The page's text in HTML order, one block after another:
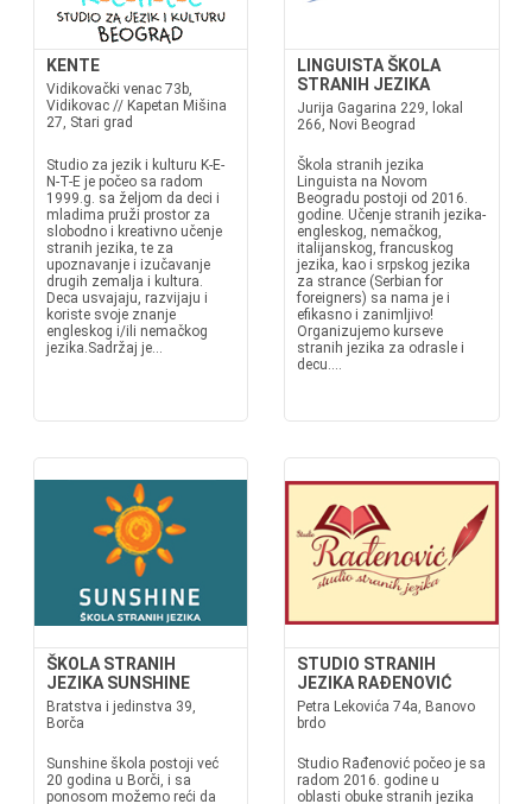
KENTE
Vidikovački venac 73b,
Vidikovac // Kapetan Mišina
27, Stari grad
Studio za jezik i kulturu K-E-
N-T-E je počeo sa radom
1999.g. sa željom da deci i
mladima pruži prostor za
slobodno i kreativno učenje
stranih jezika, te za
upoznavanje i izučavanje
drugih zemalja i kultura.
Deca usvajaju, razvijaju i
koriste svoje znanje
engleskog i/ili nemačkog
jezika.Sadržaj je...
LINGUISTA ŠKOLA
STRANIH JEZIKA
Jurija Gagarina 229, lokal
266, Novi Beograd
Škola stranih jezika
Linguista na Novom
Beogradu postoji od 2016.
godine. Učenje stranih jezika-
engleskog, nemačkog,
italijanskog, francuskog
jezika, kao i srpskog jezika
za strance (Serbian for
foreigners) sa nama je i
efikasno i zanimljivo!
Organizujemo kurseve
stranih jezika za odrasle i
decu....
ŠKOLA STRANIH
JEZIKA SUNSHINE
Bratstva i jedinstva 39,
Borča
Sunshine škola postoji već
20 godina u Borči, i sa
ponosom možemo reći da
STUDIO STRANIH
JEZIKA RAĐENOVIĆ
Petra Lekovića 74a, Banovo
brdo
Studio Rađenović počeo je sa
radom 2016. godine u
oblasti obuke stranih jezika